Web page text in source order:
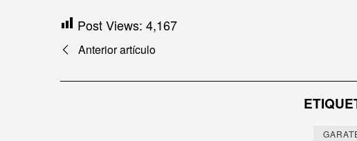
Post Views: 4,167
Navegación
de
Anterior artículo